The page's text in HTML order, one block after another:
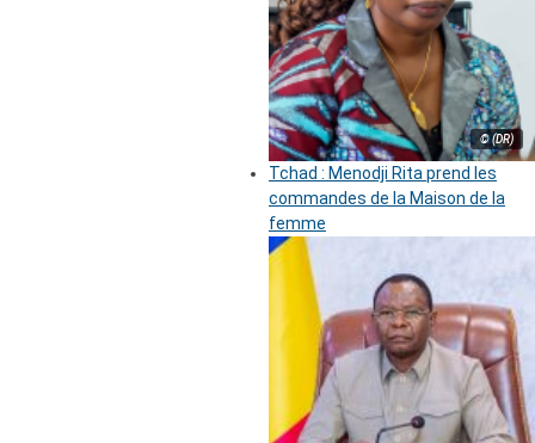
© (DR)
Tchad : Menodji Rita prend les
commandes de la Maison de la
femme